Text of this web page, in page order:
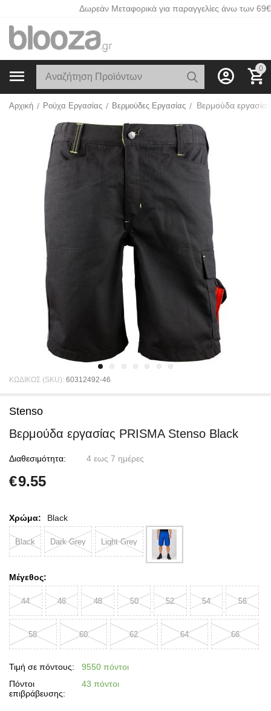
Δωρεάν Μεταφορικά για παραγγελίες άνω των 69€
0
Αρχική / Ρούχα Εργασίας / Βερμούδες Εργασίας / Bερμούδα
ΚΩΔΙΚΟΣ (SKU): 60312492-46
Stenso
Bερμούδα εργασίας PRISMA Stenso Black
Διαθεσιμότητα: 4 εως 7 ημέρες
€9.55
Χρώμα: Black
Black Dark Grey Light Grey
Μέγεθος:
44 46 48 50 52 54 56
58 60 62 64 66
Τιμή σε πόντους:
9550 πόντοι
Πόντοι
επιβράβευσης:
43 πόντοι